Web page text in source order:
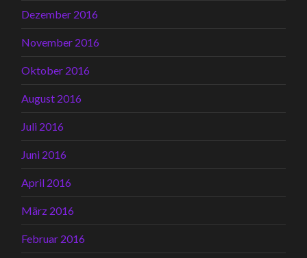
Dezember 2016
November 2016
Oktober 2016
August 2016
Juli 2016
Juni 2016
April 2016
März 2016
Februar 2016